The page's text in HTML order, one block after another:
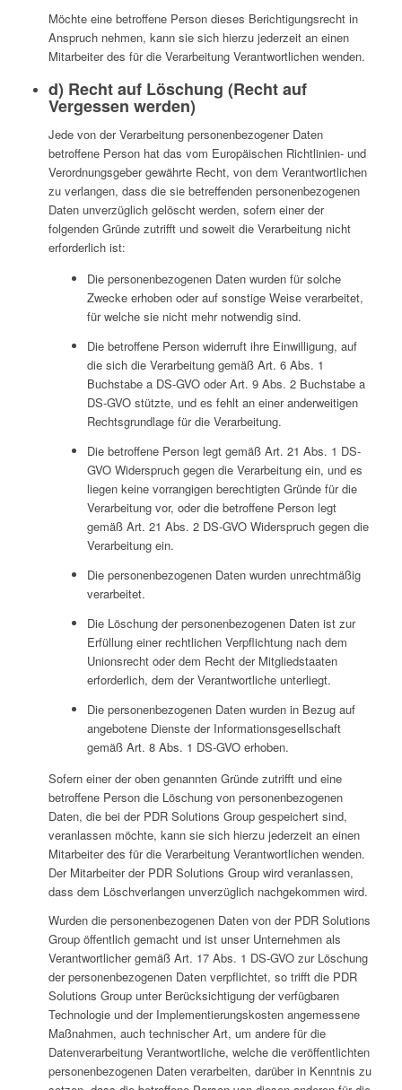
Möchte eine betroffene Person dieses Berichtigungsrecht in
Anspruch nehmen, kann sie sich hierzu jederzeit an einen
Mitarbeiter des für die Verarbeitung Verantwortlichen wenden.
d) Recht auf Löschung (Recht auf
Vergessen werden)
Jede von der Verarbeitung personenbezogener Daten
betroffene Person hat das vom Europäischen Richtlinien- und
Verordnungsgeber gewährte Recht, von dem Verantwortlichen
zu verlangen, dass die sie betreffenden personenbezogenen
Daten unverzüglich gelöscht werden, sofern einer der
folgenden Gründe zutrifft und soweit die Verarbeitung nicht
erforderlich ist:
Die personenbezogenen Daten wurden für solche
Zwecke erhoben oder auf sonstige Weise verarbeitet,
für welche sie nicht mehr notwendig sind.
Die betroffene Person widerruft ihre Einwilligung, auf
die sich die Verarbeitung gemäß Art. 6 Abs. 1
Buchstabe a DS-GVO oder Art. 9 Abs. 2 Buchstabe a
DS-GVO stützte, und es fehlt an einer anderweitigen
Rechtsgrundlage für die Verarbeitung.
Die betroffene Person legt gemäß Art. 21 Abs. 1 DS-
GVO Widerspruch gegen die Verarbeitung ein, und es
liegen keine vorrangigen berechtigten Gründe für die
Verarbeitung vor, oder die betroffene Person legt
gemäß Art. 21 Abs. 2 DS-GVO Widerspruch gegen die
Verarbeitung ein.
Die personenbezogenen Daten wurden unrechtmäßig
verarbeitet.
Die Löschung der personenbezogenen Daten ist zur
Erfüllung einer rechtlichen Verpflichtung nach dem
Unionsrecht oder dem Recht der Mitgliedstaaten
erforderlich, dem der Verantwortliche unterliegt.
Die personenbezogenen Daten wurden in Bezug auf
angebotene Dienste der Informationsgesellschaft
gemäß Art. 8 Abs. 1 DS-GVO erhoben.
Sofern einer der oben genannten Gründe zutrifft und eine
betroffene Person die Löschung von personenbezogenen
Daten, die bei der PDR Solutions Group gespeichert sind,
veranlassen möchte, kann sie sich hierzu jederzeit an einen
Mitarbeiter des für die Verarbeitung Verantwortlichen wenden.
Der Mitarbeiter der PDR Solutions Group wird veranlassen,
dass dem Löschverlangen unverzüglich nachgekommen wird.
Wurden die personenbezogenen Daten von der PDR Solutions
Group öffentlich gemacht und ist unser Unternehmen als
Verantwortlicher gemäß Art. 17 Abs. 1 DS-GVO zur Löschung
der personenbezogenen Daten verpflichtet, so trifft die PDR
Solutions Group unter Berücksichtigung der verfügbaren
Technologie und der Implementierungskosten angemessene
Maßnahmen, auch technischer Art, um andere für die
Datenverarbeitung Verantwortliche, welche die veröffentlichten
personenbezogenen Daten verarbeiten, darüber in Kenntnis zu